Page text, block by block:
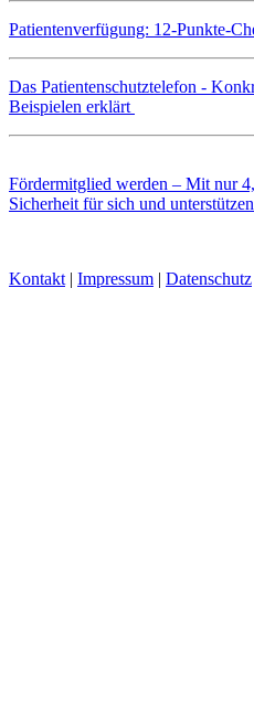
Patientenverfügung: 12-Punkte-
Das Patientenschutztelefon -
Beispielen erklärt
Fördermitglied werden – Mit nur
Sicherheit für sich und
Kontakt | Impressum | Datenschutz